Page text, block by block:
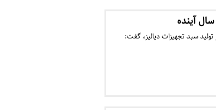
سال آینده
سبد تجهیزات دیالیز، گفت: